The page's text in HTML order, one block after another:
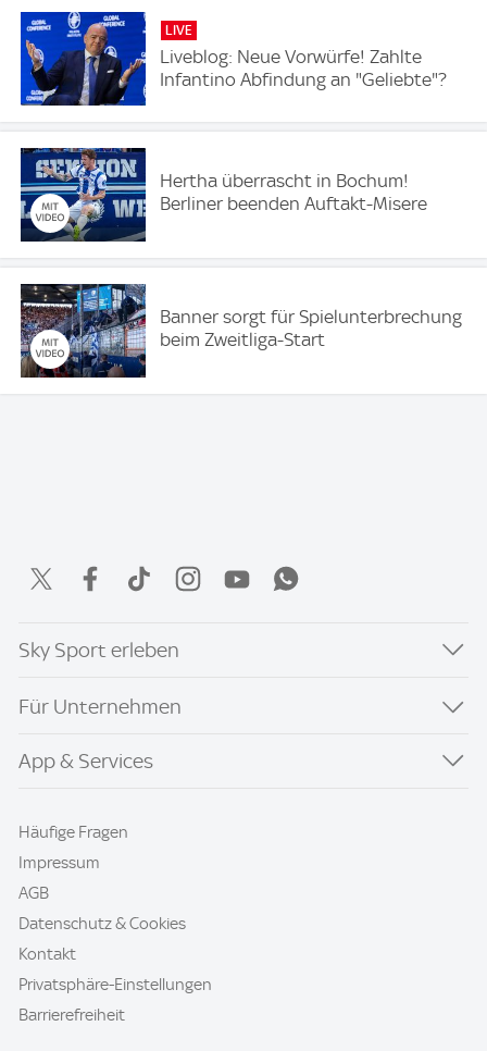
LIVE
Liveblog: Neue Vorwürfe! Zahlte
Infantino Abfindung an "Geliebte"?
Hertha überrascht in Bochum!
Berliner beenden Auftakt-Misere
Banner sorgt für Spielunterbrechung
beim Zweitliga-Start
Sky Sport erleben
Für Unternehmen
App & Services
Häufige Fragen
Impressum
AGB
Datenschutz & Cookies
Kontakt
Privatsphäre-Einstellungen
Barrierefreiheit